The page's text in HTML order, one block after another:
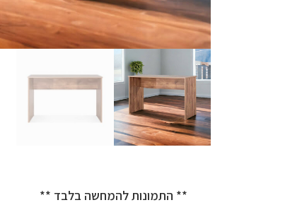
** התמונות להמחשה בלבד **